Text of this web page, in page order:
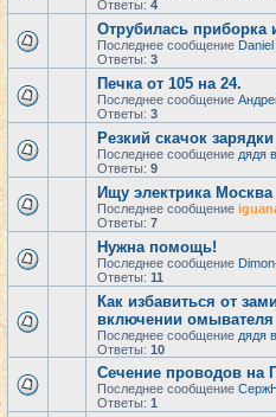
Ответы: 4
Отрубилась приборка
Последнее сообщение
Ответы: 3
Печка от 105 на 24.
Последнее сообщение
Ответы: 3
Резкий скачок зарядки
Последнее сообщение дядя
Ответы: 9
Ищу электрика Москва
Последнее сообщение
Ответы: 7
Нужна помощь!
Последнее сообщение
Ответы: 11
Как избавиться от
включении омывателя
Последнее сообщение дядя
Ответы: 10
Сечение проводов на
Последнее сообщение
Ответы: 1